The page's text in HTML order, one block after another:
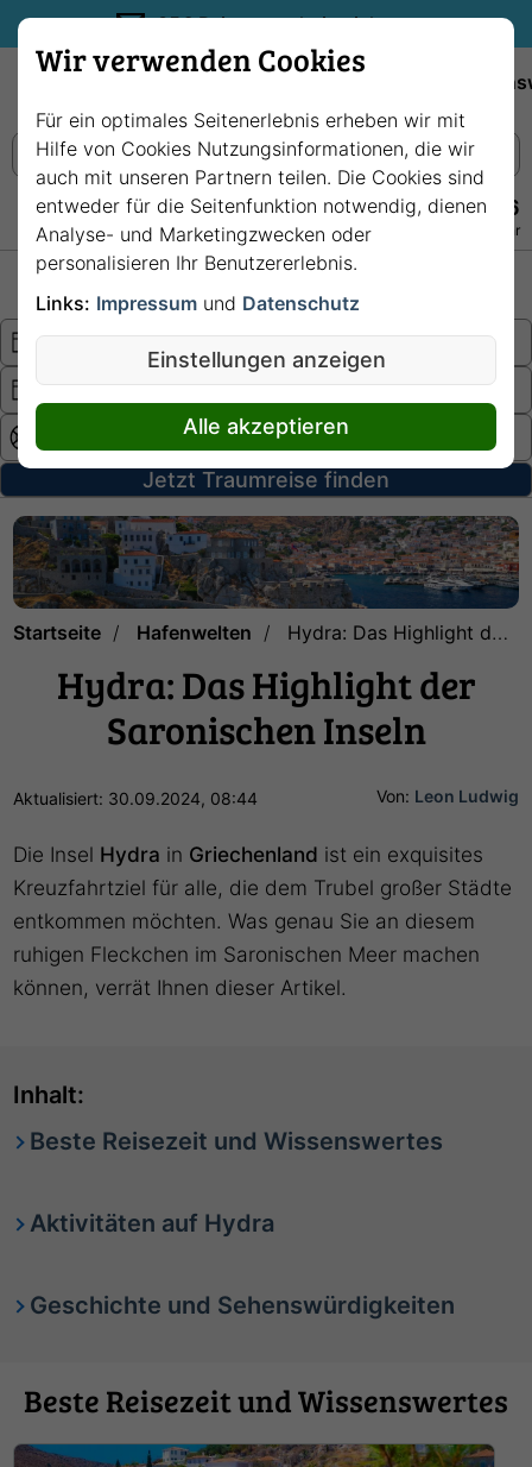
35€ Reisegutschein sichern.
+49 228 3875 7256
Persönlich · Kostenlos · Täglich 08–22 Uhr
Jetzt Traumreise finden
Startseite Hafenwelten Hydra: Das Highlight der Saronischen Inseln
Hydra: Das Highlight der
Saronischen Inseln
Von: Leon Ludwig
Aktualisiert: 30.09.2024, 08:44
Die Insel Hydra in Griechenland ist ein exquisites
Kreuzfahrtziel für alle, die dem Trubel großer Städte
entkommen möchten. Was genau Sie an diesem
ruhigen Fleckchen im Saronischen Meer machen
können, verrät Ihnen dieser Artikel.
Inhalt:
Beste Reisezeit und Wissenswertes
Aktivitäten auf Hydra
Geschichte und Sehenswürdigkeiten
Beste Reisezeit und Wissenswertes
Wir verwenden Cookies
Für ein optimales Seitenerlebnis erheben wir mit
Hilfe von Cookies Nutzungsinformationen, die wir
auch mit unseren Partnern teilen. Die Cookies sind
entweder für die Seitenfunktion notwendig, dienen
Analyse- und Marketingzwecken oder
personalisieren Ihr Benutzererlebnis.
Links: Impressum und Datenschutz
Einstellungen anzeigen
Alle akzeptieren